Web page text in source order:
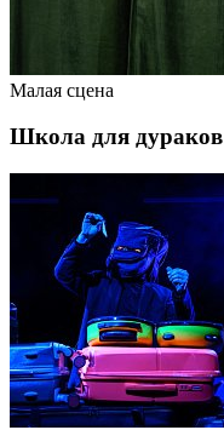
Малая сцена
Школа для дураков